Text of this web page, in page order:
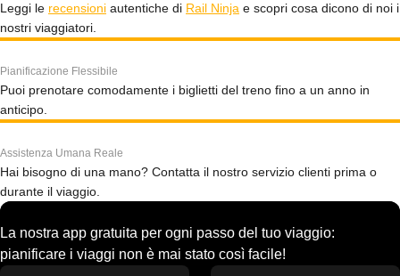
Leggi le recensioni autentiche di Rail Ninja e scopri cosa dicono di noi i
nostri viaggiatori.
Pianificazione Flessibile
Puoi prenotare comodamente i biglietti del treno fino a un anno in
anticipo.
Assistenza Umana Reale
Hai bisogno di una mano? Contatta il nostro servizio clienti prima o
durante il viaggio.
La nostra app gratuita per ogni passo del tuo viaggio:
pianificare i viaggi non è mai stato così facile!